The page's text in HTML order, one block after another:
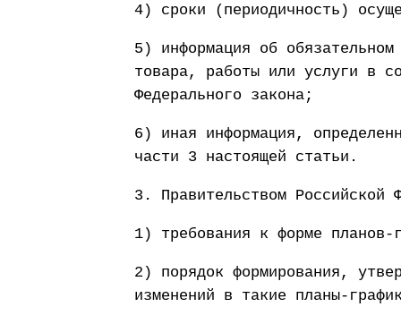
4) сроки (периодичность)
5) информация об обязательном
товара, работы или услуги в
Федерального закона;
6) иная информация,
части 3 настоящей статьи.
3. Правительством Российской
1) требования к форме планов-
2) порядок формирования,
изменений в такие планы-